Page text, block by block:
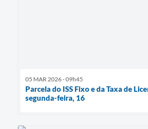
05 MAR 2026 - 09h45
Parcela do ISS Fixo e da Taxa de
segunda-feira, 16